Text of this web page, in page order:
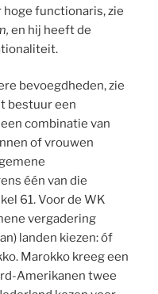
hoge functionaris, zie
en hij heeft de
bevoegdheden, zie
bestuur een
combinatie van
of vrouwen
één van die
61. Voor de WK
vergadering
landen kiezen: óf
Marokko kreeg een
Amerikanen twee